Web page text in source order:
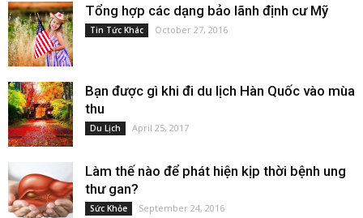
Tổng hợp các dạng bảo lãnh định cư Mỹ
Tin Tức Khác October 27, 2016
Bạn được gì khi đi du lịch Hàn Quốc vào mùa
thu
Du Lịch April 25, 2017
Làm thế nào để phát hiện kịp thời bệnh ung
thư gan?
Sức Khỏe September 24, 2016